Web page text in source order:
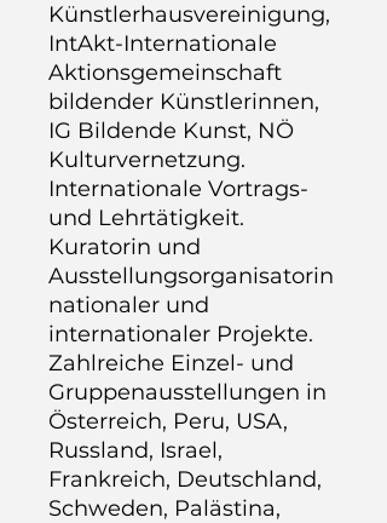
Künstlerhausvereinigung,
IntAkt-Internationale
Aktionsgemeinschaft
bildender Künstlerinnen,
IG Bildende Kunst, NÖ
Kulturvernetzung.
Internationale Vortrags-
und Lehrtätigkeit.
Kuratorin und
Ausstellungsorganisatorin
nationaler und
internationaler Projekte.
Zahlreiche Einzel- und
Gruppenausstellungen in
Österreich, Peru, USA,
Russland, Israel,
Frankreich, Deutschland,
Schweden, Palästina,